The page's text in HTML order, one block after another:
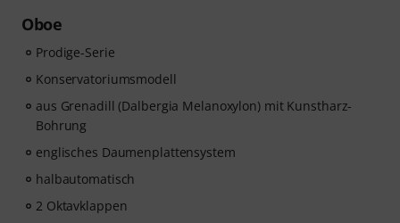
Oboe
Prodige-Serie
Konservatoriumsmodell
aus Grenadill (Dalbergia Melanoxylon) mit Kunstharz-
Bohrung
englisches Daumenplattensystem
halbautomatisch
2 Oktavklappen